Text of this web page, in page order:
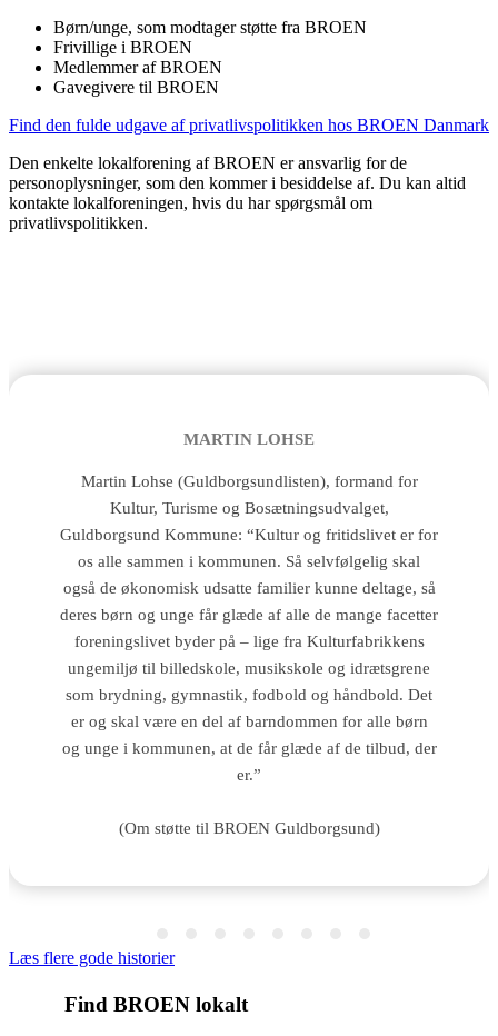
Børn/unge, som modtager støtte fra BROEN
Frivillige i BROEN
Medlemmer af BROEN
Gavegivere til BROEN
Find den fulde udgave af privatlivspolitikken hos BROEN Danmark
Den enkelte lokalforening af BROEN er ansvarlig for de
personoplysninger, som den kommer i besiddelse af. Du kan altid
kontakte lokalforeningen, hvis du har spørgsmål om
privatlivspolitikken.
MARTIN LOHSE
Martin Lohse (Guldborgsundlisten), formand for
Kultur, Turisme og Bosætningsudvalget,
Guldborgsund Kommune: “Kultur og fritidslivet er for
os alle sammen i kommunen. Så selvfølgelig skal
også de økonomisk udsatte familier kunne deltage, så
deres børn og unge får glæde af alle de mange facetter
foreningslivet byder på – lige fra Kulturfabrikkens
ungemiljø til billedskole, musikskole og idrætsgrene
som brydning, gymnastik, fodbold og håndbold. Det
er og skal være en del af barndommen for alle børn
og unge i kommunen, at de får glæde af de tilbud, der
er.”
(Om støtte til BROEN Guldborgsund)
Læs flere gode historier
Find BROEN lokalt